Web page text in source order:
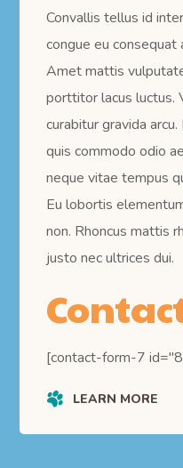
Convallis tellus id
congue eu
Amet mattis
porttitor lacus luctus.
curabitur gravida
quis commodo odio
neque vitae tempus
Eu lobortis
non. Rhoncus mattis
justo nec ultrices dui.
[contact-form-7
LEARN MORE